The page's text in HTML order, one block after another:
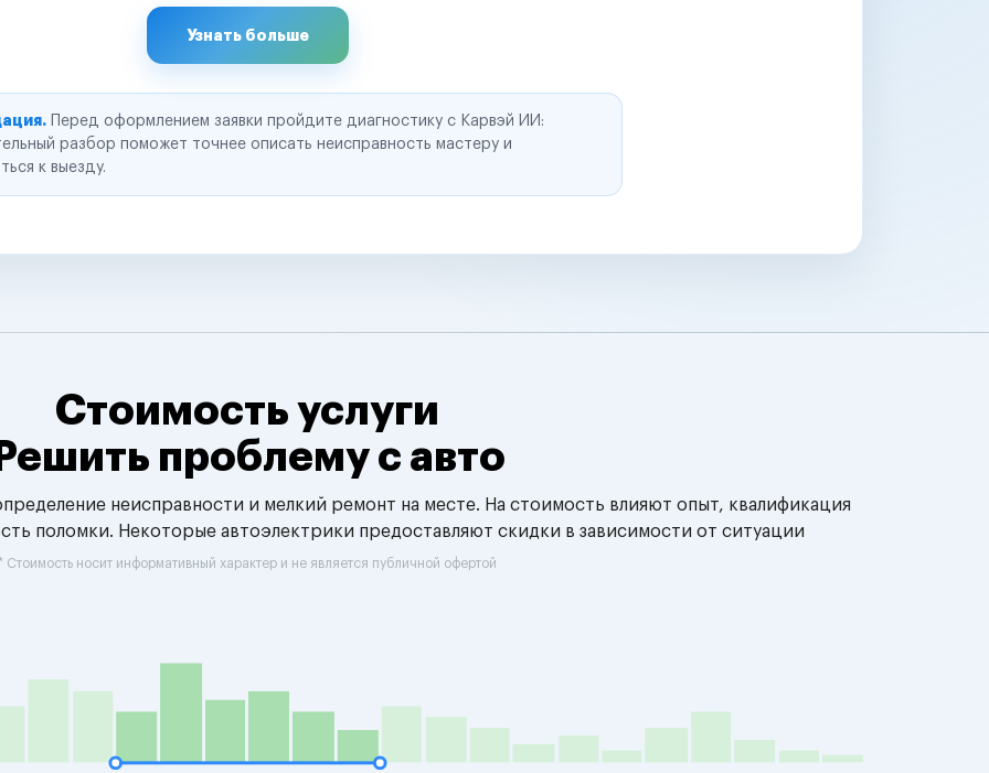
Узнать больше
Перед оформлением заявки пройдите диагностику с Карвэй ИИ:
разбор поможет точнее описать неисправность мастеру и
к выезду.
Стоимость услуги
Решить проблему с авто
неисправности и мелкий ремонт на месте. На стоимость влияют опыт, квалификация
поломки. Некоторые автоэлектрики предоставляют скидки в зависимости от ситуации
Стоимость носит информативный характер и не является публичной офертой